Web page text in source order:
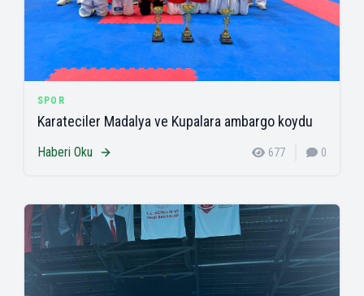
SPOR
Karateciler Madalya ve Kupalara ambargo koydu
Haberi Oku 677 0